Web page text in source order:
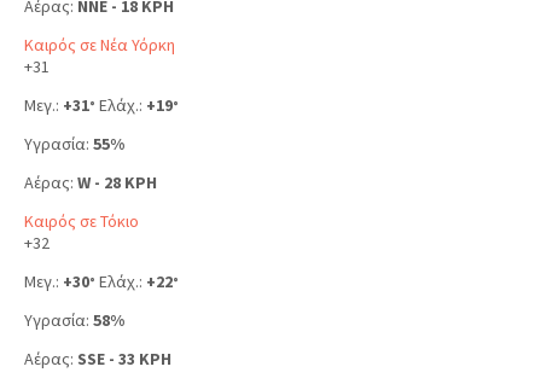
Αέρας: NNE - 18 KPH
Καιρός σε Νέα Υόρκη
+31
Μεγ.: +31° Ελάχ.: +19°
Υγρασία: 55%
Αέρας: W - 28 KPH
Καιρός σε Τόκιο
+32
Μεγ.: +30° Ελάχ.: +22°
Υγρασία: 58%
Αέρας: SSE - 33 KPH